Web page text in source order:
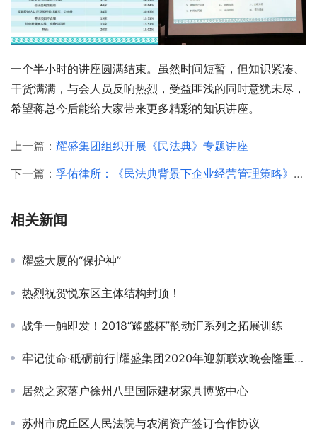
一个半小时的讲座圆满结束。虽然时间短暂，但知识紧凑、
干货满满，与会人员反响热烈，受益匪浅的同时意犹未尽，
希望蒋总今后能给大家带来更多精彩的知识讲座。
上一篇： 耀盛集团组织开展《民法典》专题讲座
下一篇： 孚佑律所：《民法典背景下企业经营管理策略》专题讲座圆满完成
相关新闻
耀盛大厦的“保护神”
热烈祝贺悦东区主体结构封顶！
战争一触即发！2018“耀盛杯”韵动汇系列之拓展训练
牢记使命·砥砺前行|耀盛集团2020年迎新联欢晚会隆重举办
居然之家落户徐州八里国际建材家具博览中心
苏州市虎丘区人民法院与农润资产签订合作协议